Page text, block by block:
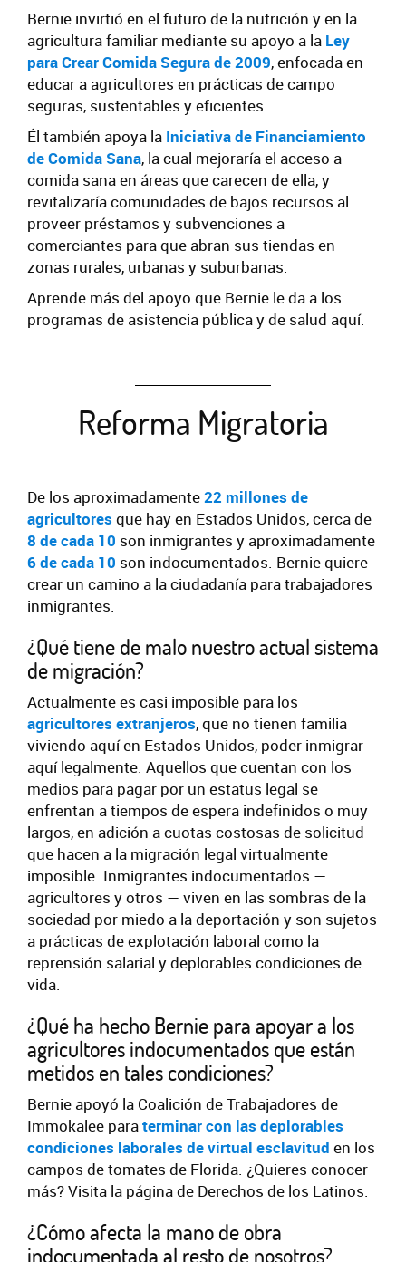
Bernie invirtió en el futuro de la nutrición y en la
agricultura familiar mediante su apoyo a la Ley
para Crear Comida Segura de 2009, enfocada en
educar a agricultores en prácticas de campo
seguras, sustentables y eficientes.
Él también apoya la Iniciativa de Financiamiento
de Comida Sana, la cual mejoraría el acceso a
comida sana en áreas que carecen de ella, y
revitalizaría comunidades de bajos recursos al
proveer préstamos y subvenciones a
comerciantes para que abran sus tiendas en
zonas rurales, urbanas y suburbanas.
Aprende más del apoyo que Bernie le da a los
programas de asistencia pública y de salud aquí.
Reforma Migratoria
De los aproximadamente22 millones de
agricultores que hay en Estados Unidos, cerca de
8 de cada 10 son inmigrantes y aproximadamente
6 de cada 10 son indocumentados. Bernie quiere
crear un camino a la ciudadanía para trabajadores
inmigrantes.
¿Qué tiene de malo nuestro actual sistema
de migración?
Actualmente es casi imposible para los
agricultores extranjeros, que no tienen familia
viviendo aquí en Estados Unidos, poder inmigrar
aquí legalmente. Aquellos que cuentan con los
medios para pagar por un estatus legal se
enfrentan a tiempos de espera indefinidos o muy
largos, en adición a cuotas costosas de solicitud
que hacen a la migración legal virtualmente
imposible. Inmigrantes indocumentados —
agricultores y otros — viven en las sombras de la
sociedad por miedo a la deportación y son sujetos
a prácticas de explotación laboral como la
reprensión salarial y deplorables condiciones de
vida.
¿Qué ha hecho Bernie para apoyar a los
agricultores indocumentados que están
metidos en tales condiciones?
Bernie apoyó la Coalición de Trabajadores de
Immokalee paraterminar con las deplorables
condiciones laborales de virtual esclavitud en los
campos de tomates de Florida. ¿Quieres conocer
más? Visita la página de Derechos de los Latinos.
¿Cómo afecta la mano de obra
indocumentada al resto de nosotros?